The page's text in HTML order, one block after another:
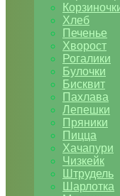
Хлеб
Печенье
Хворост
Рогалики
Булочки
Бисквит
Пахлава
Лепешки
Пряники
Пицца
Хачапури
Чизкейк
Штрудель
Шарлотка